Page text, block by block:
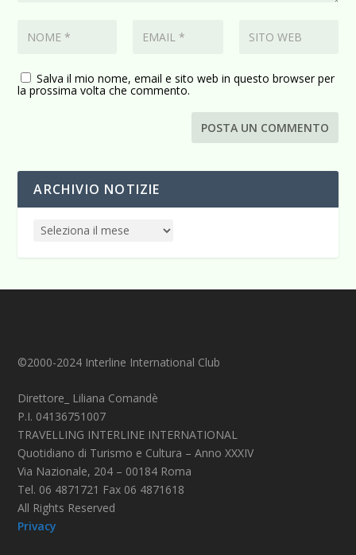
Salva il mio nome, email e sito web in questo browser per
la prossima volta che commento.
ARCHIVIO NOTIZIE
©2000-2024 Interline International Club
Direttore_ Liliana Comandè
P.I. 04136751007
TRAVELLING INTERLINE INTERNATIONAL
Quotidiano di Turismo e Cultura – Anno XXXIV
Via Nazionale, 204 – 00184 Roma
Tel. 06 4871721 Fax 06 4871618
All Rights Reserved
Privacy